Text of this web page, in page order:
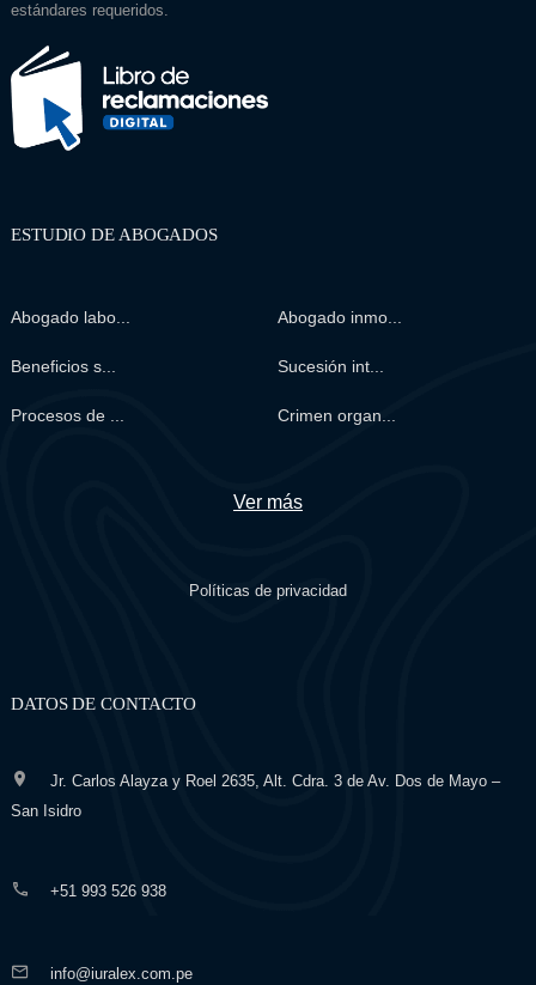
estándares requeridos.
ESTUDIO DE ABOGADOS
Abogado labo... Abogado inmo...
Beneficios s... Sucesión int...
Procesos de ... Crimen organ...
Ver más
Políticas de privacidad
DATOS DE CONTACTO
Jr. Carlos Alayza y Roel 2635, Alt. Cdra. 3 de Av. Dos de Mayo –
San Isidro
+51 993 526 938
info@iuralex.com.pe